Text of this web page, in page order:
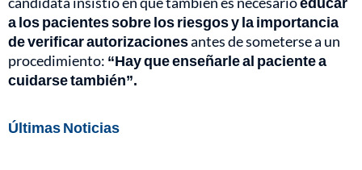
a los pacientes sobre los riesgos y la importancia
de verificar autorizacionesantes de someterse a un
procedimiento: “Hay que enseñarle al paciente a
cuidarse también”.
Últimas Noticias